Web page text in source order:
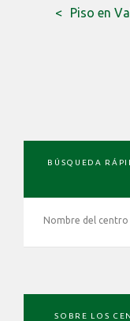
Piso en
PRIMARIA
BÚSQUEDA
SOBRE LOS